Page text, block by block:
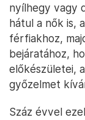
nyílhegy vagy
hátul a nők is,
férfiakhoz,
bejáratához,
előkészületei,
győzelmet
Száz évvel